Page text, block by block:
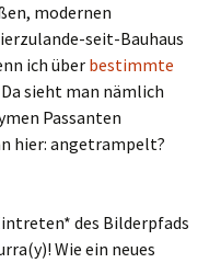
modernen
seit-Bauhaus
ich überbestimmte
sieht man nämlich
Passanten
hier: angetrampelt?
des Bilderpfads
Wie ein neues